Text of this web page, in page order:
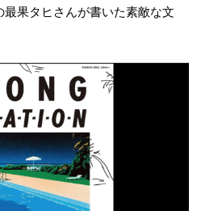
果タヒさんが書いた素敵な文